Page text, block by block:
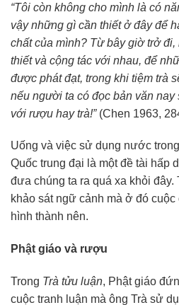
“Tôi còn không cho mình là có
vậy những gì cần thiếtở đây để
chất của mình? Từ bây giờ trở đi,
thiếtvà cộng tác với nhau, để
được phát đạt, trong khi tiệm trà
nếu người ta có đọc bản văn
với rượu hay trà!”(Chen 1963,
Uống và việc sử dụng nước trong
Quốc trung đại là một đề tài hấp
đưa chúng ta ra quá xa khỏi đây.
khảo sát ngữ cảnh mà ở đó
hình thành nên.
Phật giáo và rượu
Trong Trà tửu luận, Phật giáo
cuộc tranh luận mà ông Trà sử